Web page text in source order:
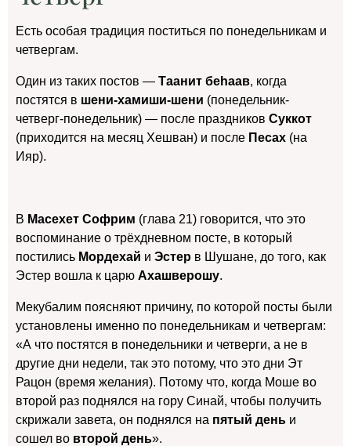
Есть особая традиция поститься по понедельникам и
четвергам.
Один из таких постов — Таанит беhаав, когда
постятся в шени-хамиши-шени (понедельник-
четверг-понедельник) — после праздников Суккот
(приходится на месяц Хешван) и после Песах (на
Ияр).
В Масехет Софрим (глава 21) говорится, что это
воспоминание о трёхдневном посте, в который
постились Мордехай и Эстер в Шушане, до того, как
Эстер вошла к царю Ахашверошу.
Мекубалим поясняют причину, по которой посты были
установлены именно по понедельникам и четвергам:
«А что постятся в понедельники и четверги, а не в
другие дни недели, так это потому, что это дни Эт
Рацон (время желания). Потому что, когда Моше во
второй раз поднялся на гору Синай, чтобы получить
скрижали завета, он поднялся на пятый день и
сошел во второй день».